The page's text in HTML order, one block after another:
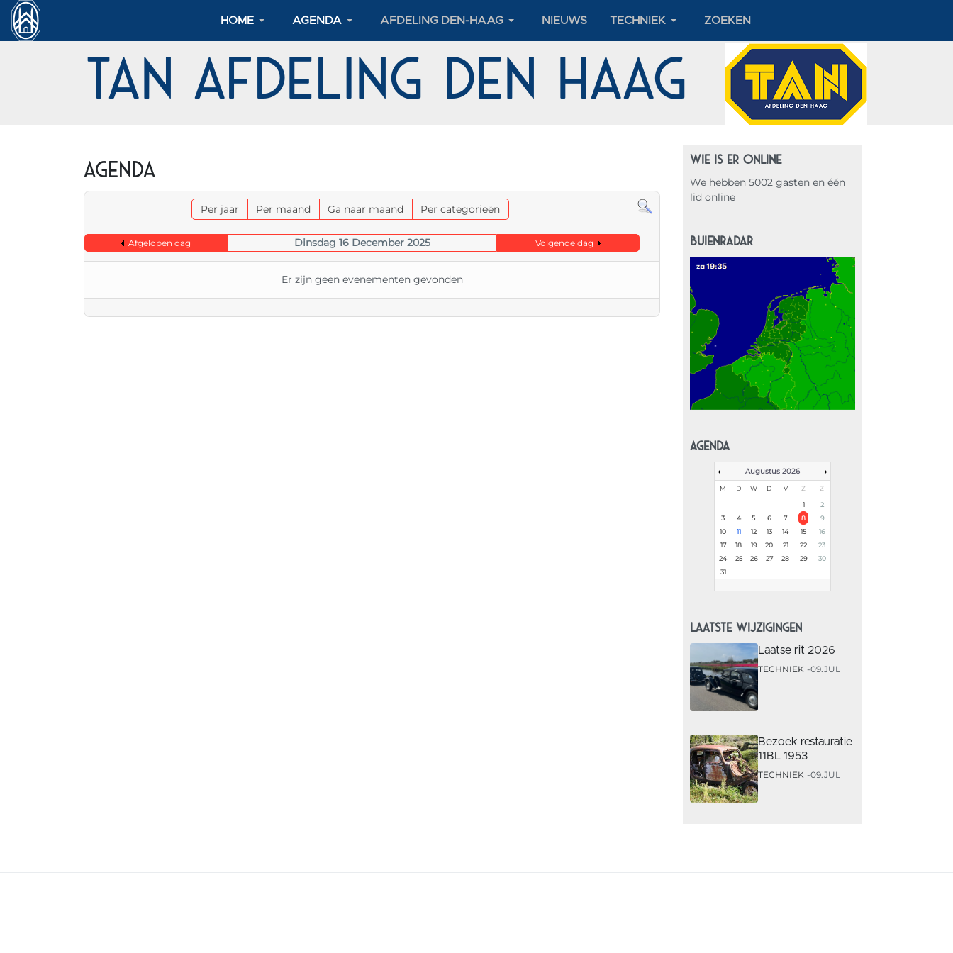
HOME AGENDA AFDELING DEN-HAAG NIEUWS TECHNIEK ZOEKEN
TAN Afdeling Den Haag
Agenda
Per jaar Per maand Ga naar maand Per categorieën
Afgelopen dag Dinsdag 16 December 2025 Volgende dag
Er zijn geen evenementen gevonden
WIE IS ER ONLINE
We hebben 5002 gasten en één
lid online
BUIENRADAR
AGENDA
Augustus 2026
M D W D V Z Z
1
2
3
4 5 6 7 8
9
10
11 12 13 14 15
16
17
18 19 20 21 22
23
24
25 26 27 28 29
30
31
LAATSTE WIJZIGINGEN
Laatse rit 2026
TECHNIEK 09.JUL
Bezoek restauratie
11BL 1953
TECHNIEK 09.JUL